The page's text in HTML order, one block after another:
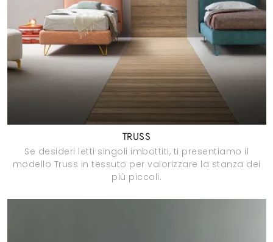
TRUSS
Se desideri letti singoli imbottiti, ti presentiamo il
modello Truss in tessuto per valorizzare la stanza dei
più piccoli.